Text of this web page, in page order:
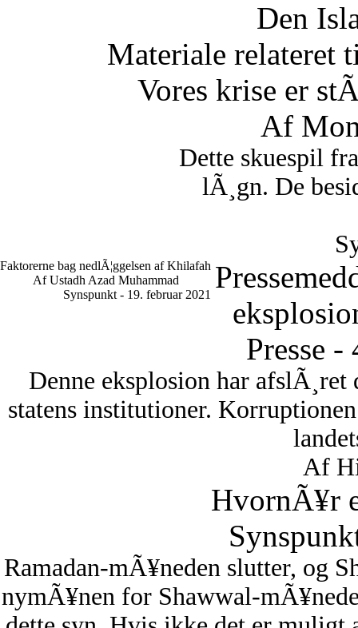
Den
Materiale relateret
Vores krise er
Af
Dette skuespil
lÃ¸gn. De
Faktorerne bag nedlÃ¦ggelsen af Khilafah
Af Ustadh Azad Muhammad
Synspunkt - 19. februar 2021
Presse -
Denne eksplosion har
statens institutioner.
Af
HvornÃ¥r
Ramadan-mÃ¥neden slutter, og
nymÃ¥nen for Shawwal-